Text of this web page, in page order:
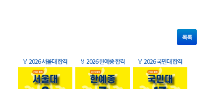
목록
🏅 2026 서울대 합격 🏅 2026 한예종 합격 🏅 2026 국민대 합격